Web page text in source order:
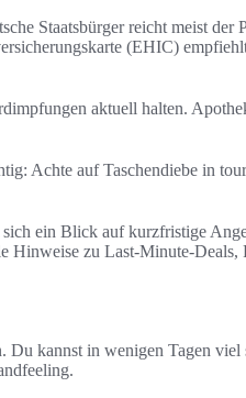
Staatsbürger reicht meist der
(EHIC)
aktuell halten.
Achte auf Taschendiebe in
ein Blick auf kurzfristige
Hinweise zu Last-Minute-Deals,
kannst in wenigen Tagen viel